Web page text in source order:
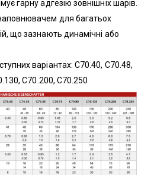
гарну адгезію зовнішніх шарів.
для багатьох
що зазнають динамічні або
варіантах: C70.40, C70.48,
C70.200, C70.250